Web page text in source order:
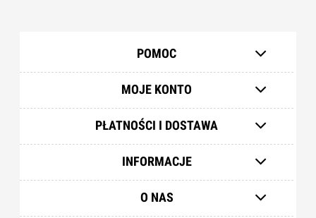
POMOC
MOJE KONTO
PŁATNOŚCI I DOSTAWA
INFORMACJE
O NAS